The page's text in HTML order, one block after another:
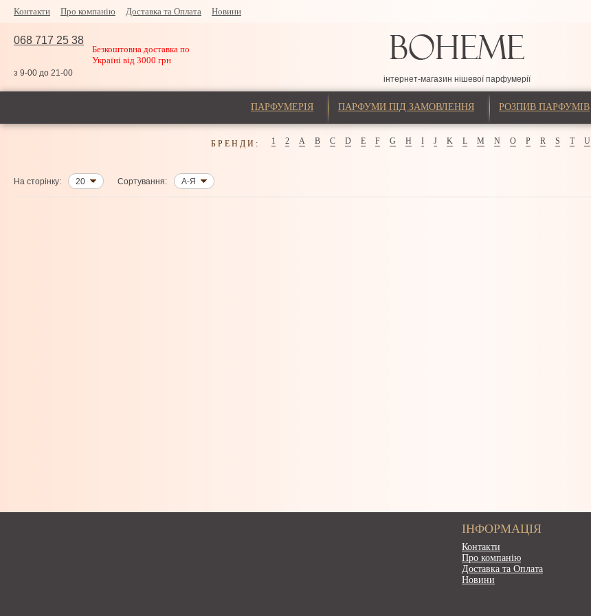
Контакти Про компанію Доставка та Оплата Новини
068 717 25 38
Безкоштовна доставка по
Україні від 3000 грн
з 9-00 до 21-00
інтернет-магазин нішевої парфумерії
ПАРФУМЕРІЯ ПАРФУМИ ПІД ЗАМОВЛЕННЯ РОЗПИВ ПАРФУМІВ
БРЕНДИ: 1 2 A B C D E F G H I J K L M N O P R S T U
На сторінку: 20 Сортування: А-Я
ІНФОРМАЦІЯ
Контакти
Про компанію
Доставка та Оплата
Новини